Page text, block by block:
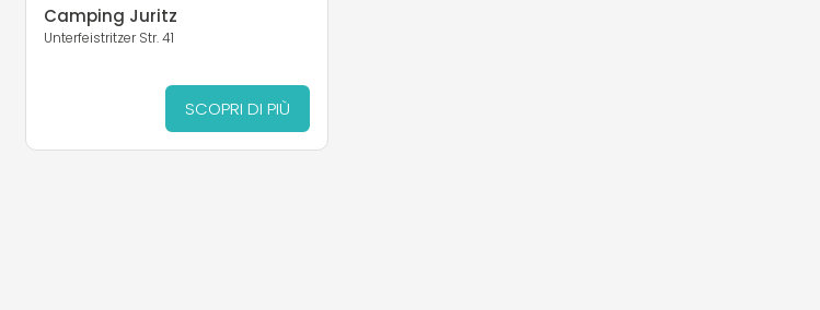
Camping Juritz
Unterfeistritzer Str. 41
SCOPRI DI PIÙ